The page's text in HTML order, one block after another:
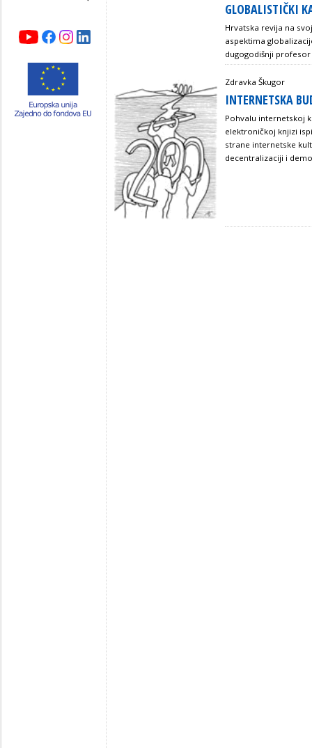
GLOBALISTIČKI
Hrvatska revija na
aspektima
dugogodišnji
Zdravka Škugor
INTERNETSKA
Pohvalu internetskoj
elektroničkoj knjizi
strane internetske
decentralizaciji i